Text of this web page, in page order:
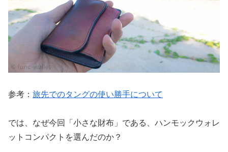
参考： 旅先でのタングの使い勝手について
では、なぜ今回「小さな財布」である、ハンモックウォレ
ットコンパクトを選んだのか？